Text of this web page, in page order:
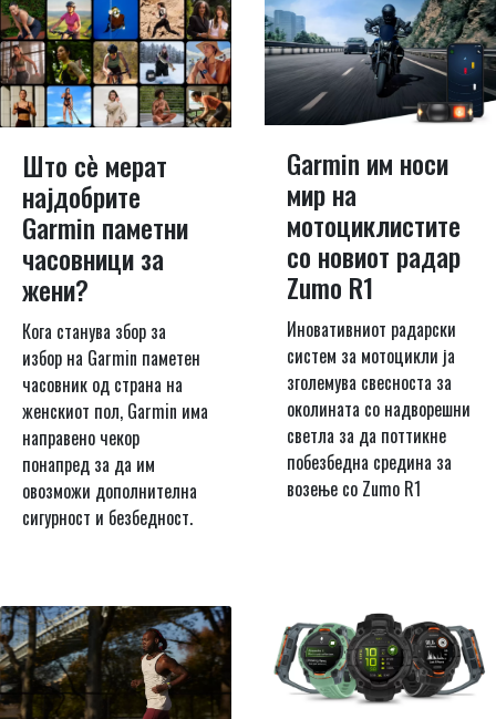
Што сѐ мерат
најдобрите
Garmin паметни
часовници за
жени?
Кога станува збор за
избор на Garmin паметен
часовник од страна на
женскиот пол, Garmin има
направено чекор
понапред за да им
овозможи дополнителна
сигурност и безбедност.
Garmin им носи
мир на
мотоциклистите
со новиот радар
Zumo R1
Иновативниот радарски
систем за мотоцикли ја
зголемува свесноста за
околината со надворешни
светла за да поттикне
побезбедна средина за
возење со Zumo R1